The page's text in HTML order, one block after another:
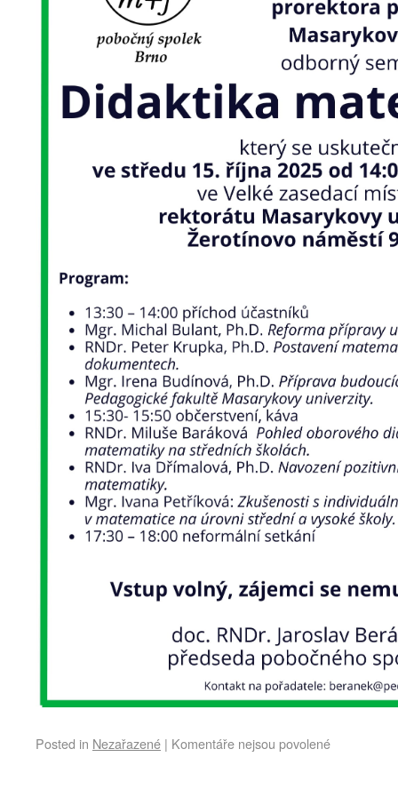
Posted in Nezařazené | Komentáře nejsou povolené